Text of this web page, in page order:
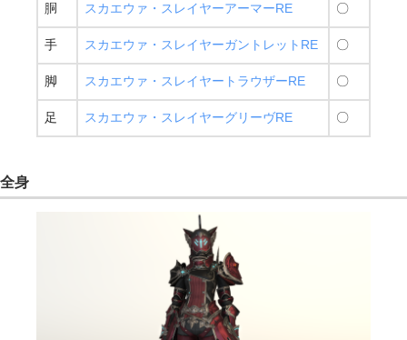
胴 スカエウァ・スレイヤーアーマーRE 〇
手 スカエウァ・スレイヤーガントレットRE 〇
脚 スカエウァ・スレイヤートラウザーRE 〇
足 スカエウァ・スレイヤーグリーヴRE 〇
全身